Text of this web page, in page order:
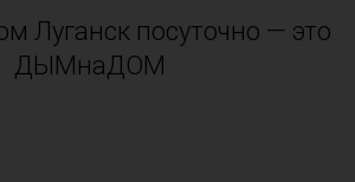
Луганск посуточно — это
ДЫМнаДОМ